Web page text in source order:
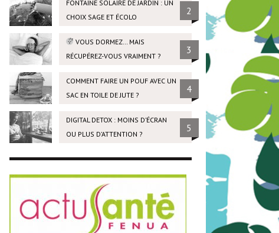
FONTAINE SOLAIRE DE JARDIN : UN
CHOIX SAGE ET ÉCOLO
2
VOUS DORMEZ… MAIS
RÉCUPÉREZ-VOUS VRAIMENT ?
3
COMMENT FAIRE UN POUF AVEC UN
SAC EN TOILE DE JUTE ?
4
DIGITAL DETOX : MOINS D’ÉCRAN
OU PLUS D’ATTENTION ?
5